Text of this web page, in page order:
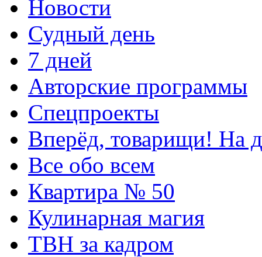
Новости
Судный день
7 дней
Авторские программы
Спецпроекты
Вперёд, товарищи! На
Все обо всем
Квартира № 50
Кулинарная магия
ТВН за кадром